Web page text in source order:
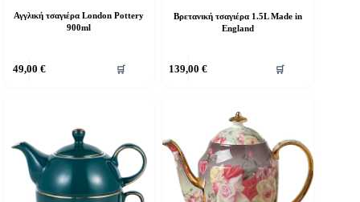
Αγγλική τσαγιέρα London Pottery
900ml
49,00 € 🛒
Βρετανική τσαγιέρα 1.5L Made in
England
139,00€ 🛒